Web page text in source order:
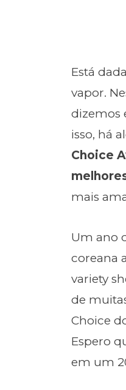
Está
vapor.
dizemos
isso, há
Choice
mais
Um ano
coreana
variety
de
Choice
Espero
em um